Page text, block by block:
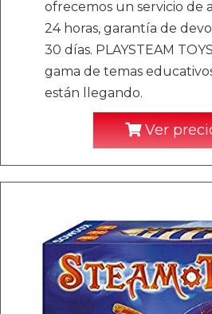
ofrecemos un servicio de
24 horas, garantía de
30 días. PLAYSTEAM
gama de temas
están llegando.
Ver